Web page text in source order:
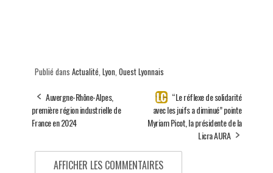
Publié dans Actualité Lyon Ouest Lyonnais
Auvergne-Rhône-Alpes,
première région industrielle de
France en 2024
“Le réflexe de solidarité
avec les juifs a diminué” pointe
Myriam Picot, la présidente de la
Licra AURA
AFFICHER LES COMMENTAIRES